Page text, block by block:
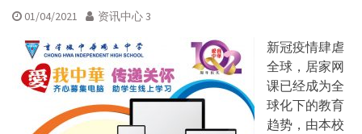
01/04/2021 资讯中心 3
新冠疫情肆虐
全球，居家网
课已经成为全
球化下的教育
趋势，由本校